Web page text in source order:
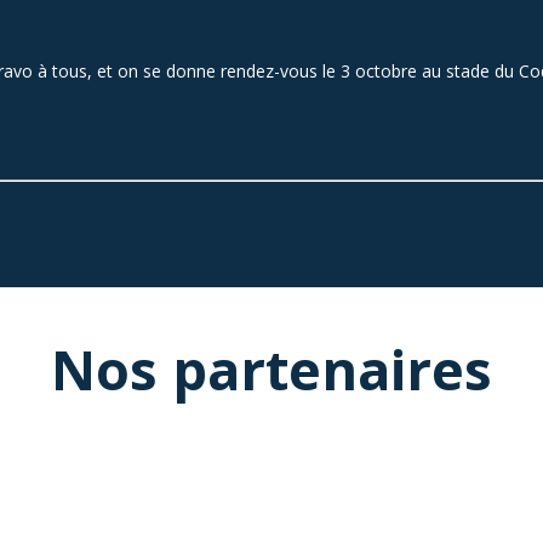
à tous, et on se donne rendez-vous le 3 octobre au stade du
Nos partenaires